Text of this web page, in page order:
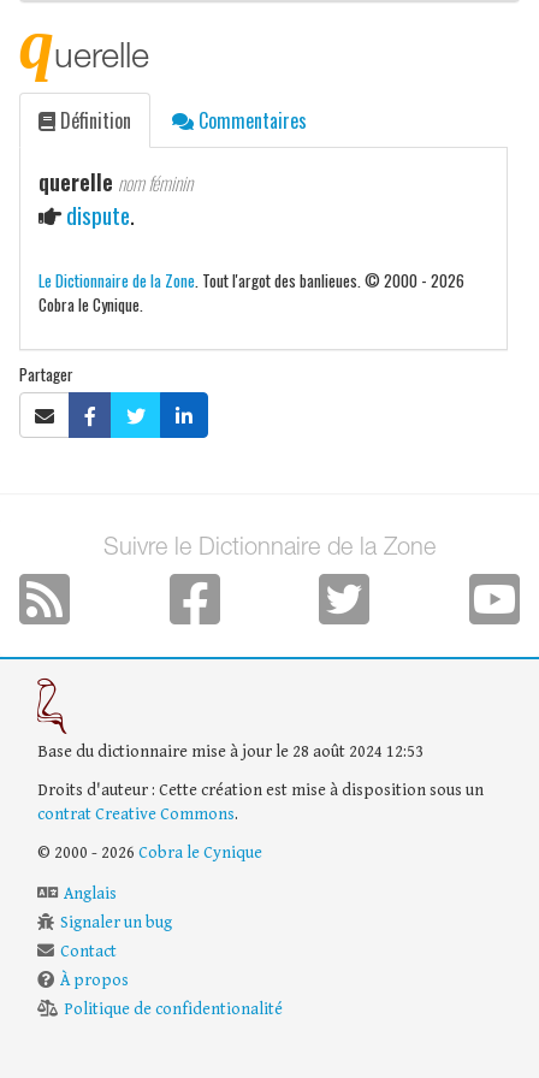
querelle
Définition Commentaires
querelle nom féminin
dispute.
Le Dictionnaire de la Zone . Tout l'argot des banlieues. © 2000 - 2026
Cobra le Cynique.
Partager
Suivre le Dictionnaire de la Zone
Base du dictionnaire mise à jour le 28 août 2024 12:53
Droits d'auteur : Cette création est mise à disposition sous un
contrat Creative Commons.
© 2000 - 2026 Cobra le Cynique
Anglais
Signaler un bug
Contact
À propos
Politique de confidentionalité